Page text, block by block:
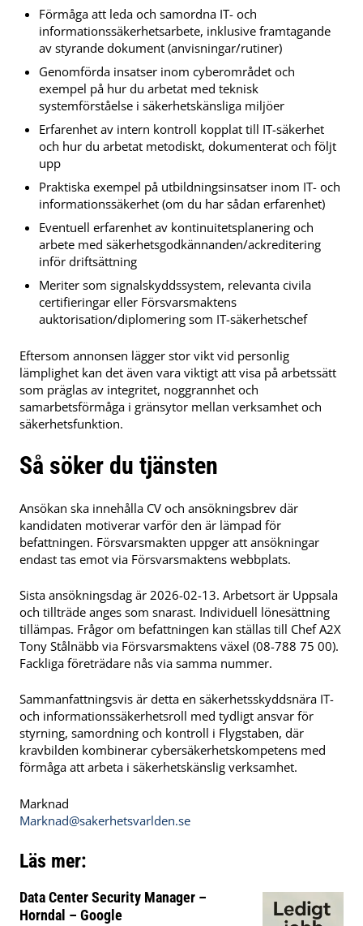
Förmåga att leda och samordna IT- och
informationssäkerhetsarbete, inklusive framtagande
av styrande dokument (anvisningar/rutiner)
Genomförda insatser inom cyberområdet och
exempel på hur du arbetat med teknisk
systemförståelse i säkerhetskänsliga miljöer
Erfarenhet av intern kontroll kopplat till IT-säkerhet
och hur du arbetat metodiskt, dokumenterat och följt
upp
Praktiska exempel på utbildningsinsatser inom IT- och
informationssäkerhet (om du har sådan erfarenhet)
Eventuell erfarenhet av kontinuitetsplanering och
arbete med säkerhetsgodkännanden/ackreditering
inför driftsättning
Meriter som signalskyddssystem, relevanta civila
certifieringar eller Försvarsmaktens
auktorisation/diplomering som IT-säkerhetschef
Eftersom annonsen lägger stor vikt vid personlig
lämplighet kan det även vara viktigt att visa på arbetssätt
som präglas av integritet, noggrannhet och
samarbetsförmåga i gränsytor mellan verksamhet och
säkerhetsfunktion.
Så söker du tjänsten
Ansökan ska innehålla CV och ansökningsbrev där
kandidaten motiverar varför den är lämpad för
befattningen. Försvarsmakten uppger att ansökningar
endast tas emot via Försvarsmaktens webbplats.
Sista ansökningsdag är 2026-02-13. Arbetsort är Uppsala
och tillträde anges som snarast. Individuell lönesättning
tillämpas. Frågor om befattningen kan ställas till Chef A2X
Tony Stålnäbb via Försvarsmaktens växel (08-788 75 00).
Fackliga företrädare nås via samma nummer.
Sammanfattningsvis är detta en säkerhetsskyddsnära IT-
och informationssäkerhetsroll med tydligt ansvar för
styrning, samordning och kontroll i Flygstaben, där
kravbilden kombinerar cybersäkerhetskompetens med
förmåga att arbeta i säkerhetskänslig verksamhet.
Marknad
Marknad@sakerhetsvarlden.se
Läs mer:
Data Center Security Manager –
Horndal – Google